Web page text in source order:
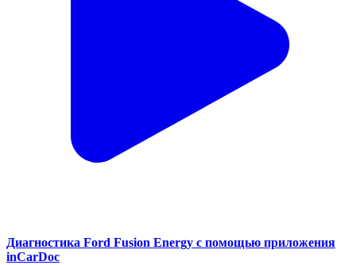
Диагностика Ford Fusion Energy с помощью приложения
inCarDoc